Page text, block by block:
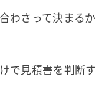
わさって決まるか
で見積書を判断す